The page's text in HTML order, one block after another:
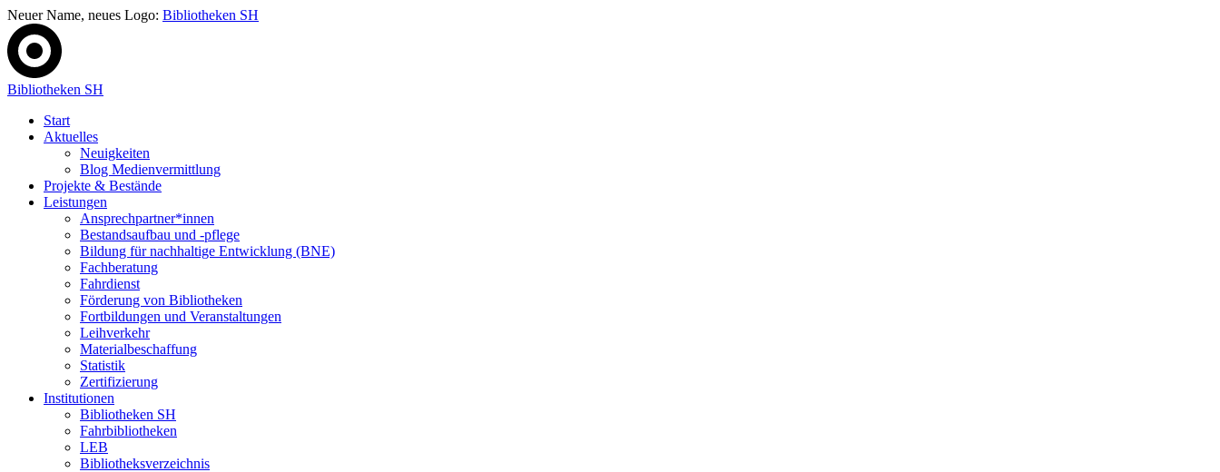
Neuer Name, neues Logo: Bibliotheken SH
Bibliotheken SH
Start
Aktuelles
Neuigkeiten
Blog Medienvermittlung
Projekte & Bestände
Leistungen
Ansprechpartner*innen
Bestandsaufbau und -pflege
Bildung für nachhaltige Entwicklung (BNE)
Fachberatung
Fahrdienst
Förderung von Bibliotheken
Fortbildungen und Veranstaltungen
Leihverkehr
Materialbeschaffung
Statistik
Zertifizierung
Institutionen
Bibliotheken SH
Fahrbibliotheken
LEB
Bibliotheksverzeichnis